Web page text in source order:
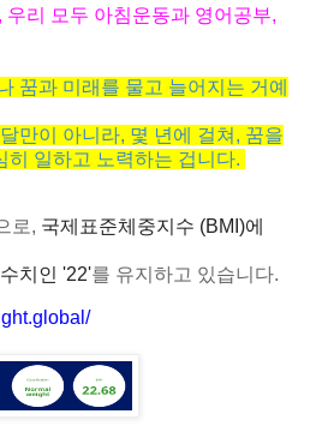
우리 모두 아침운동과 영어공부,
꿈과 미래를 물고 늘어지는 거예
달만이 아니라, 몇 년에 걸쳐 , 꿈을
히 일하고 노력하는 겁니다.
로, 국제표준체중지수 (BMI)에
수치인 '22'를 유지하고 있습니다.
global/